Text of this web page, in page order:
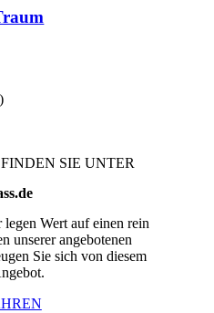
SIE UNTER
Wert auf einen rein
unserer angebotenen
Sie sich von diesem